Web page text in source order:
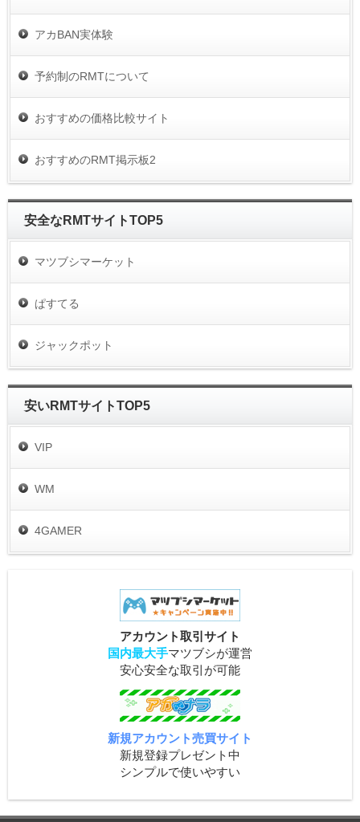
アカBAN実体験
予約制のRMTについて
おすすめの価格比較サイト
おすすめのRMT掲示板2
安全なRMTサイトTOP5
マツブシマーケット
ぱすてる
ジャックポット
安いRMTサイトTOP5
VIP
WM
4GAMER
アカウント取引サイト
国内最大手マツブシが運営
安心安全な取引が可能
新規アカウント売買サイト
新規登録プレゼント中
シンプルで使いやすい